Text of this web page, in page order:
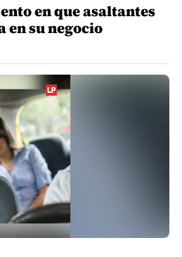
en que asaltantes
en su negocio